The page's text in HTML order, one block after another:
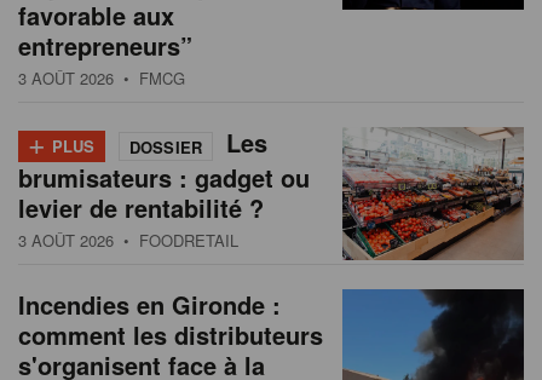
favorable aux
entrepreneurs”
3 AOÛT 2026 • FMCG
+ PLUS DOSSIER
Les
brumisateurs : gadget ou
levier de rentabilité ?
3 AOÛT 2026 • FOODRETAIL
Incendies en Gironde :
comment les distributeurs
s'organisent face à la